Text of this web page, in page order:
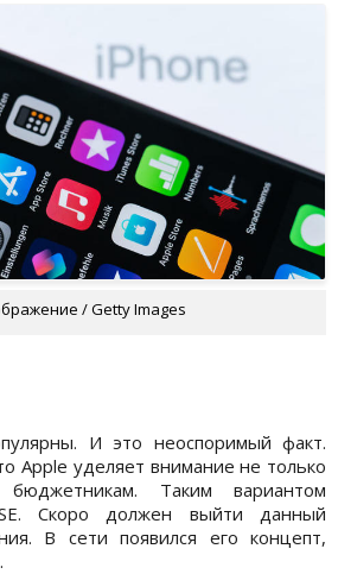
/ Getty Images
И это неоспоримый факт.
Apple уделяет внимание не только
Таким вариантом
Скоро должен выйти данный
В сети появился его концепт,